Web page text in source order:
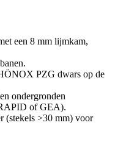
een 8 mm lijmkam,
PZG dwars op de
ondergronden
of GEA).
(stekels >30 mm) voor